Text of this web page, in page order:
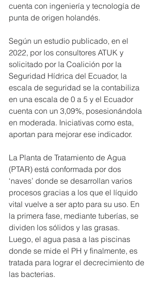
cuenta con ingeniería y tecnología de
punta de origen holandés.
Según un estudio publicado, en el
2022, por los consultores ATUK y
solicitado por la Coalición por la
Seguridad Hídrica del Ecuador, la
escala de seguridad se la contabiliza
en una escala de 0 a 5 y el Ecuador
cuenta con un 3,09%, posesionándola
en moderada. Iniciativas como esta,
aportan para mejorar ese indicador.
La Planta de Tratamiento de Agua
(PTAR) está conformada por dos
‘naves’ donde se desarrollan varios
procesos gracias a los que el líquido
vital vuelve a ser apto para su uso. En
la primera fase, mediante tuberías, se
dividen los sólidos y las grasas.
Luego, el agua pasa a las piscinas
donde se mide el PH y finalmente, es
tratada para lograr el decrecimiento de
las bacterias.